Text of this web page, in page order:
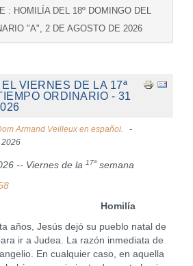
: HOMILÍA DEL 18º DOMINGO DEL
"A", 2 DE AGOSTO DE 2026
VIERNES DE LA 17ª
ORDINARIO - 31
Armand Veilleux en español.
2026
-- Viernes de la 17ªsemana
años, Jesús dejó su pueblo natal de
ir a Judea. La razón inmediata de
En cualquier caso, en aquella